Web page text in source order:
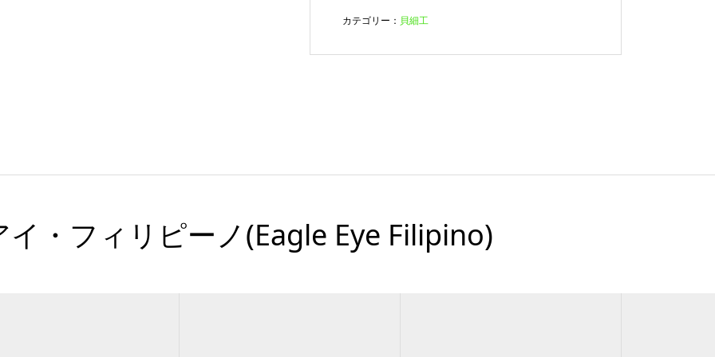
カテゴリー： 貝細工
イ・フィリピーノ(Eagle Eye Filipino)